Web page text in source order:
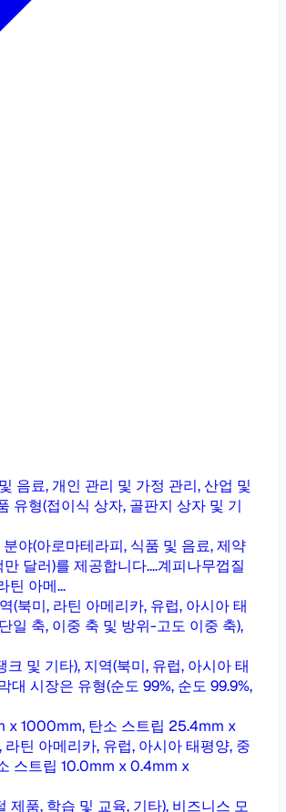
음료, 개인 관리 및 가정 관리, 산업 및
유형(접이식 상자, 골판지 상자 및 기
야(아로마테라피, 식품 및 음료, 제약
달러)를 제공합니다....계피나무껍질
틴 아메...
(북미, 라틴 아메리카, 유럽, 아시아 태
일 축, 이중 축 및 방위-고도 이중 축),
및 기타), 지역(북미, 유럽, 아시아 태
대 시장은 유형(순도 99%, 순도 99.9%,
x 1000mm, 탄소 스트립 25.4mm x
틴 아메리카, 유럽, 아시아 태평양, 중
스트립 10.0mm x 0.4mm x
품, 학습 및 교육, 기타), 비즈니스 모